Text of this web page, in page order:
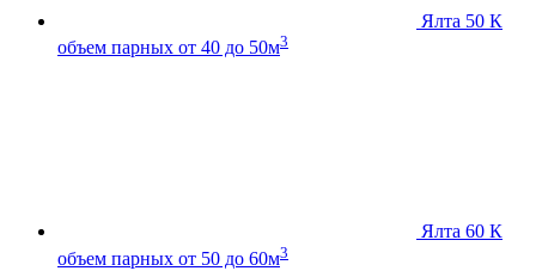
Ялта 50 К
объем парных от 40 до 50м3
Ялта 60 К
объем парных от 50 до 60м3